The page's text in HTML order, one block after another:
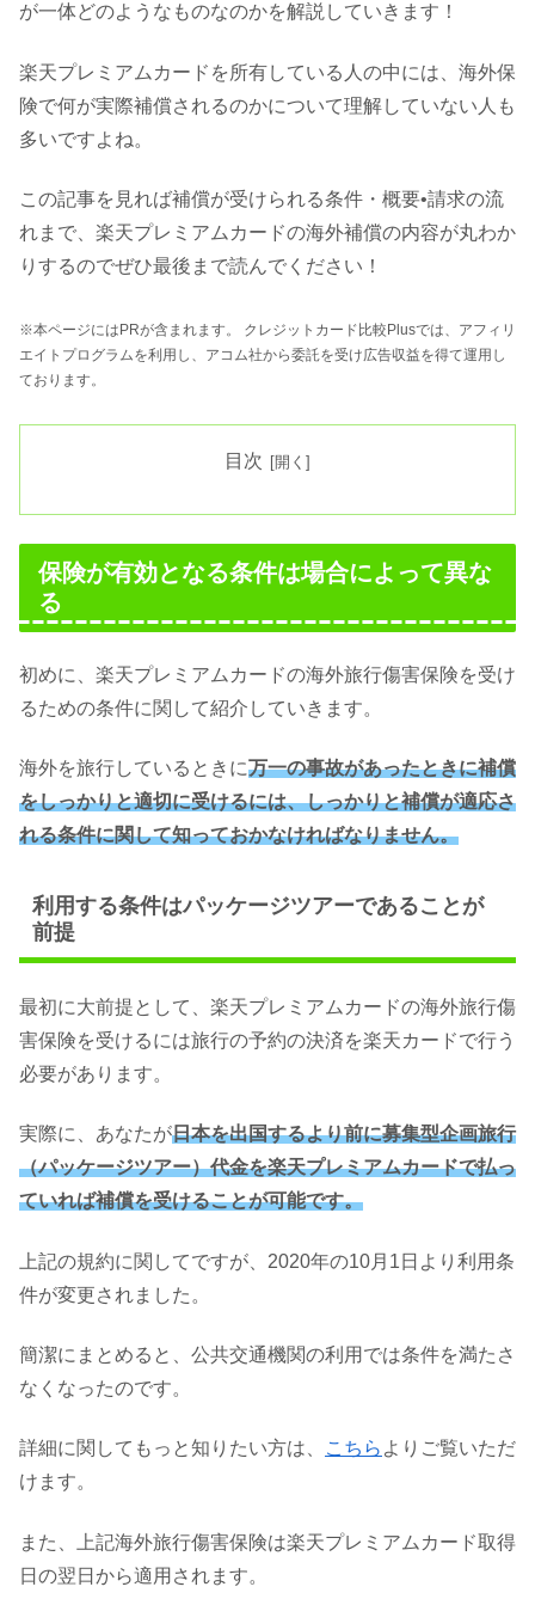
が一体どのようなものなのかを解説していきます！
楽天プレミアムカードを所有している人の中には、海外保
険で何が実際補償されるのかについて理解していない人も
多いですよね。
この記事を見れば補償が受けられる条件・概要•請求の流
れまで、楽天プレミアムカードの海外補償の内容が丸わか
りするのでぜひ最後まで読んでください！
※本ページにはPRが含まれます。 クレジットカード比較Plusでは、アフィリ
エイトプログラムを利用し、アコム社から委託を受け広告収益を得て運用し
ております。
目次
保険が有効となる条件は場合によって異な
る
初めに、楽天プレミアムカードの海外旅行傷害保険を受け
るための条件に関して紹介していきます。
海外を旅行しているときに万一の事故があったときに補償
をしっかりと適切に受けるには、しっかりと補償が適応さ
れる条件に関して知っておかなければなりません。
利用する条件はパッケージツアーであることが
前提
最初に大前提として、楽天プレミアムカードの海外旅行傷
害保険を受けるには旅行の予約の決済を楽天カードで行う
必要があります。
実際に、あなたが日本を出国するより前に募集型企画旅行
（パッケージツアー）代金を楽天プレミアムカードで払っ
ていれば補償を受けることが可能です。
上記の規約に関してですが、2020年の10月1日より利用条
件が変更されました。
簡潔にまとめると、公共交通機関の利用では条件を満たさ
なくなったのです。
詳細に関してもっと知りたい方は、 こちら よりご覧いただ
けます。
また、上記海外旅行傷害保険は楽天プレミアムカード取得
日の翌日から適用されます。